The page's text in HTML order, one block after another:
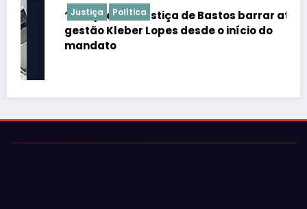
Política
“É de praxe”: Justiça de Bastos barrar atos da
gestão Kleber Lopes desde o início do
mandato